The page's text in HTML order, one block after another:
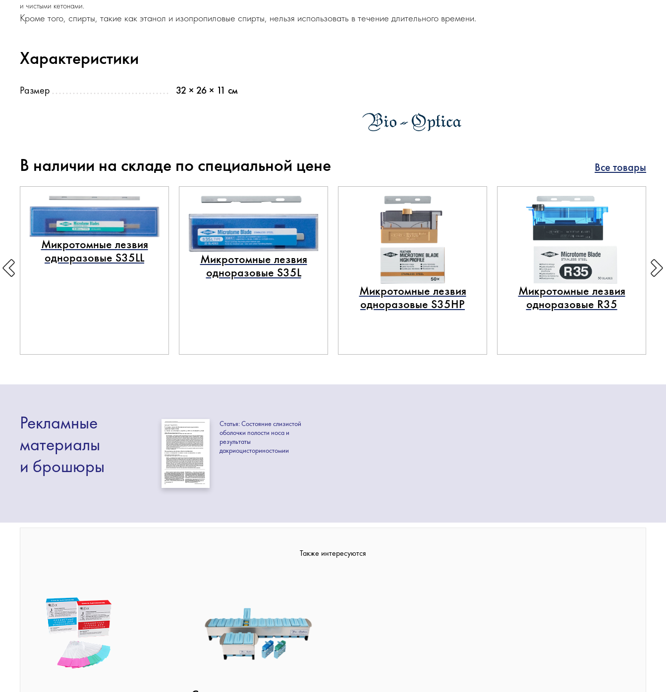
и чистыми кетонами.
Кроме того, спирты, такие как этанол и изопропиловые спирты, нельзя использовать в течение длительного времени.
Характеристики
Размер 32 × 26 × 11 см
В наличии на складе по специальной цене Все товары
Микротомные лезвия
одноразовые S35LL
Микротомные лезвия
одноразовые S35L
Микротомные лезвия
одноразовые S35HP
Микротомные лезвия
одноразовые R35
Рекламные
материалы
и брошюры
Статья: Состояние слизистой
оболочки полости носа и
результаты
дакриоцисториностомии
Также интересуются